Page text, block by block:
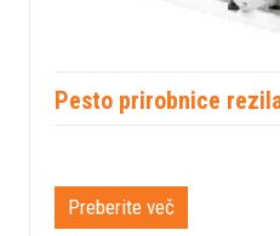
Pesto prirobnice
Preberite več